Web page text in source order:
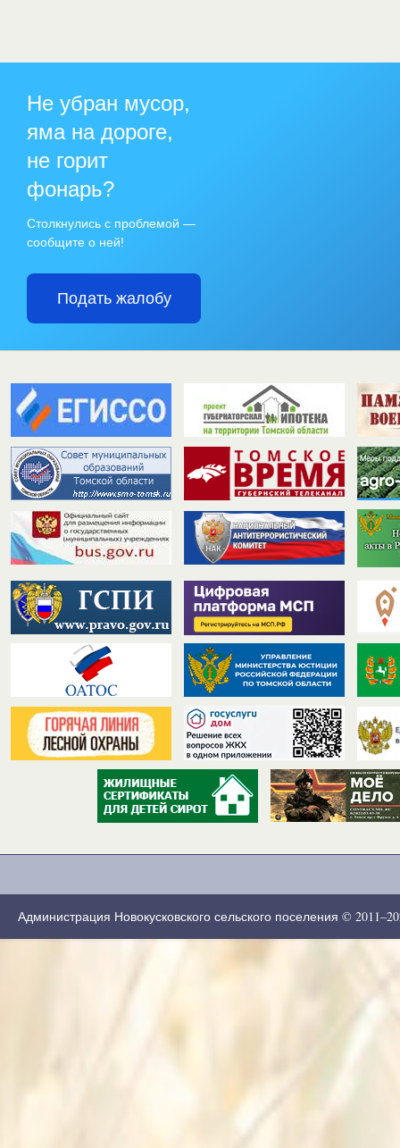
Не убран мусор,
яма на дороге,
не горит
фонарь?
Столкнулись с проблемой —
сообщите о ней!
Подать жалобу
Администрация Новокусковского сельского поселения ©